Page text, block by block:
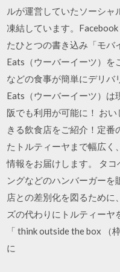
ルが運営していたソーシャ
凍結しています。
たひとつの書き込み「モバ
Eats（ウーバーイーツ）を
などの食事が簡単にデリバ
Eats（ウーバーイーツ）は
阪でも利用が可能に！ お
きる飲食店をご紹介！定番
たトルティーヤまで幅広く
情報をお届けします。 タ
ングなどのハンバーガーを
店との差別化を図るために
ズの代わりにトルティーヤ
「 think outside the box （
に